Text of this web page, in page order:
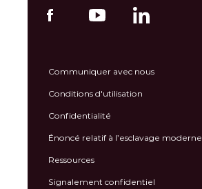
Communiquer avec nous
Conditions d'utilisation
Confidentialité
Énoncé relatif à l’esclavage moderne
Ressources
Signalement confidentiel